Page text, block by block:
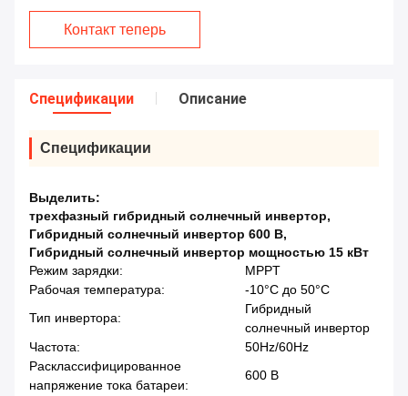
Контакт теперь
Спецификации Описание
Спецификации
Выделить:
трехфазный гибридный солнечный инвертор,
Гибридный солнечный инвертор 600 В,
Гибридный солнечный инвертор мощностью 15 кВт
Режим зарядки:
MPPT
Рабочая температура:
-10°C до 50°C
Тип инвертора:
Гибридный
солнечный инвертор
Частота:
50Hz/60Hz
Расклассифицированное
напряжение тока батареи:
600 В